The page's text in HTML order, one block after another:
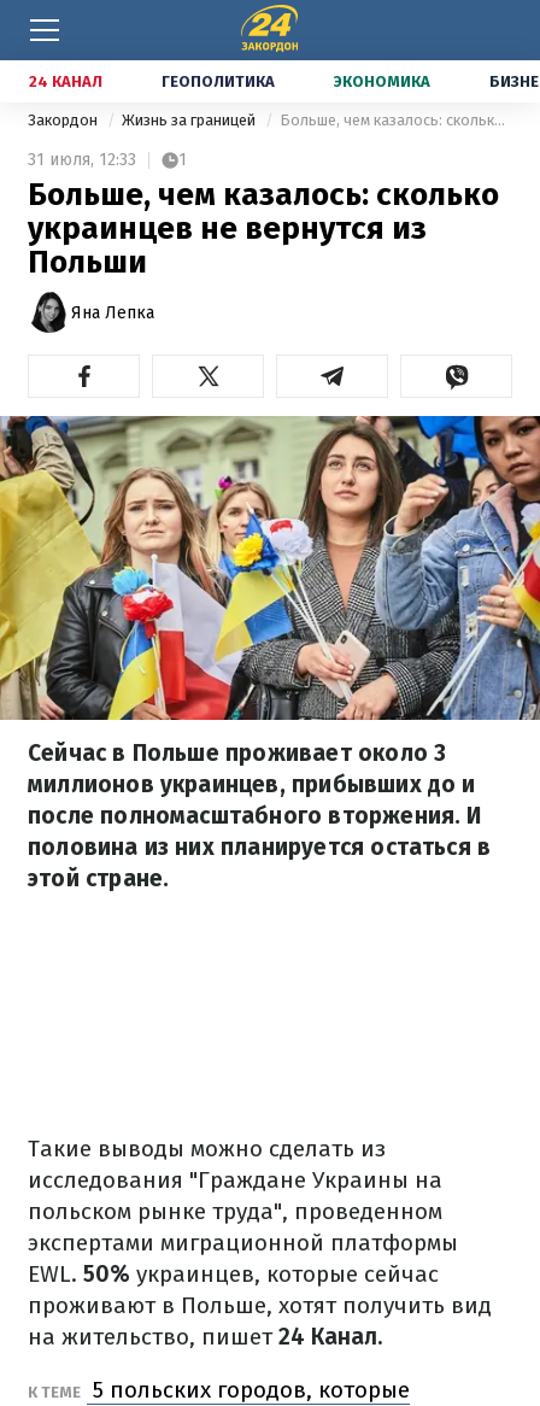
24 КАНАЛ ГЕОПОЛИТИКА ЭКОНОМИКА
Закордон Жизнь за границей Больше, чем казалось: сколько украинцев не вернутся из Польши
31 июля, 12:33 1
Больше, чем казалось: сколько
украинцев не вернутся из
Польши
Яна Лепка
Сейчас в Польше проживает около 3
миллионов украинцев, прибывших до и
после полномасштабного вторжения. И
половина из них планируется остаться в
этой стране.
Такие выводы можно сделать из
исследования "Граждане Украины на
польском рынке труда", проведенном
экспертами миграционной платформы
EWL. 50% украинцев, которые сейчас
проживают в Польше, хотят получить вид
на жительство, пишет24 Канал.
К ТЕМЕ
5 польских городов, которые